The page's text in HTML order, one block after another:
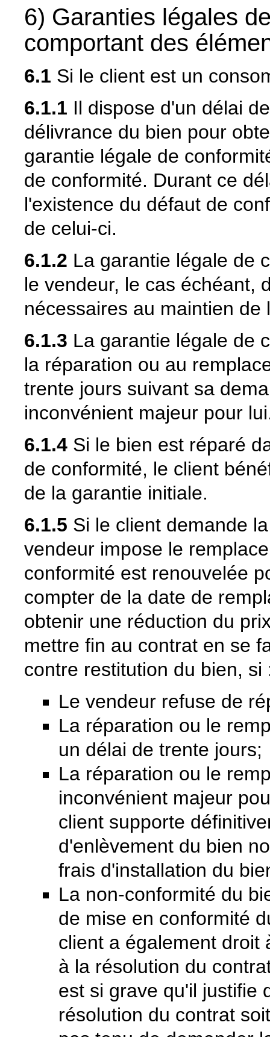
6) Garanties légales
comportant des
6.1 Si le client est un
6.1.1 Il dispose d'un délai
délivrance du bien pour
garantie légale de
de conformité. Durant ce
l'existence du défaut de
de celui-ci.
6.1.2 La garantie légale de
le vendeur, le cas échéant,
nécessaires au maintien
6.1.3 La garantie légale de
la réparation ou au
trente jours suivant sa
inconvénient majeur pour
6.1.4 Si le bien est réparé
de conformité, le client
de la garantie initiale.
6.1.5 Si le client demande
vendeur impose le
conformité est renouvelée
compter de la date de
obtenir une réduction du
mettre fin au contrat en se
contre restitution du bien, si
Le vendeur refuse de
La réparation ou le
un délai de trente jours;
La réparation ou le
inconvénient majeur
client supporte
d'enlèvement du bien
frais d'installation du
La non-conformité du
de mise en conformité
client a également droit
à la résolution du
est si grave qu'il justifie
résolution du contrat